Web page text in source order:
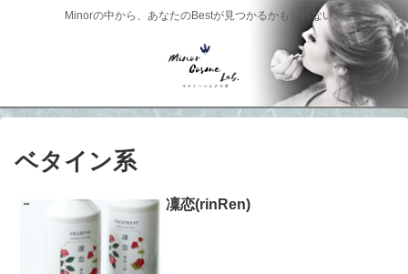
Minorの中から、あなたのBestが見つかるかもしれない。
ベタイン系
凜恋(rinRen)